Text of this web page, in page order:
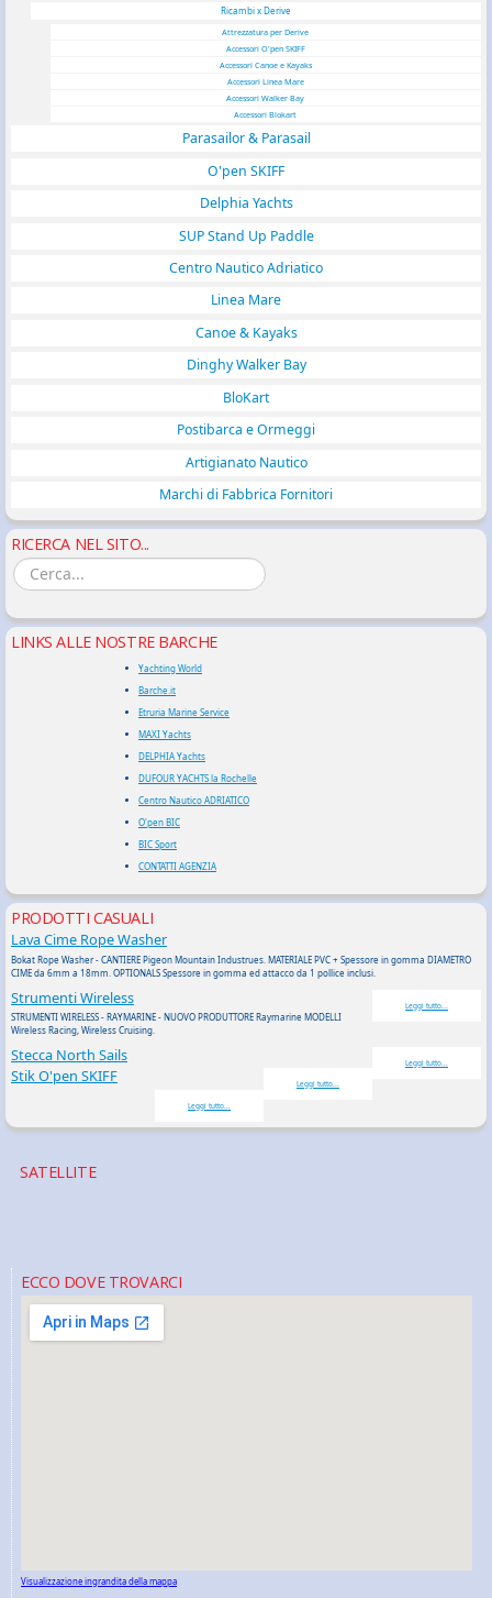
Ricambi x Derive
Attrezzatura per Derive
Accessori O'pen SKIFF
Accessori Canoe e Kayaks
Accessori Linea Mare
Accessori Walker Bay
Accessori Blokart
Parasailor & Parasail
O'pen SKIFF
Delphia Yachts
SUP Stand Up Paddle
Centro Nautico Adriatico
Linea Mare
Canoe & Kayaks
Dinghy Walker Bay
BloKart
Postibarca e Ormeggi
Artigianato Nautico
Marchi di Fabbrica Fornitori
RICERCA NEL SITO...
LINKS ALLE NOSTRE BARCHE
Yachting World
Barche.it
Etruria Marine Service
MAXI Yachts
DELPHIA Yachts
DUFOUR YACHTS la Rochelle
Centro Nautico ADRIATICO
O'pen BIC
BIC Sport
CONTATTI AGENZIA
PRODOTTI CASUALI
Lava Cime Rope Washer
Bokat Rope Washer - CANTIERE Pigeon Mountain Industrues. MATERIALE PVC + Spessore in gomma DIAMETRO
CIME da 6mm a 18mm. OPTIONALS Spessore in gomma ed attacco da 1 pollice inclusi.
Leggi tutto...
Strumenti Wireless
STRUMENTI WIRELESS - RAYMARINE - NUOVO PRODUTTORE Raymarine MODELLI
Wireless Racing, Wireless Cruising.
Leggi tutto...
Stecca North Sails
Leggi tutto...
Stik O'pen SKIFF
Leggi tutto...
SATELLITE
ECCO DOVE TROVARCI
Visualizzazione ingrandita della mappa